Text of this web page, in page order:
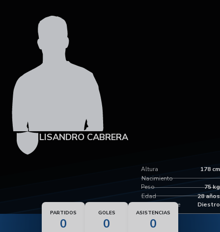
LISANDRO CABRERA
Altura 178 cm
Peso 75 kg
Pie dominante Diestro
Nacimiento
Edad 28 años
PARTIDOS
0
GOLES
0
ASISTENCIAS
0